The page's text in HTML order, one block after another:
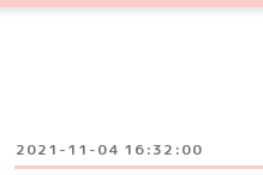
2021-11-04 16:32:00